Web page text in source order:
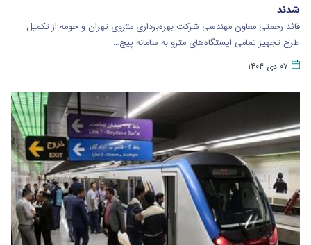
شدند
قائد رحمتی معاون مهندسی شرکت بهره‌برداری متروی تهران و حومه از تکمیل
طرح تجهیز تمامی ایستگاه‌های مترو به سامانه پیج…
۰۷ دی ۱۴۰۴